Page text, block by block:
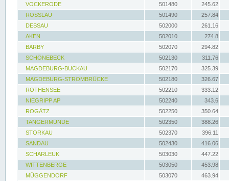
VOCKERODE
501480
245.62
ROSSLAU
501490
257.84
DESSAU
502000
261.16
AKEN
502010
274.8
BARBY
502070
294.82
SCHÖNEBECK
502130
311.76
MAGDEBURG-BUCKAU
502170
325.39
MAGDEBURG-STROMBRÜCKE
502180
326.67
ROTHENSEE
502210
333.12
NIEGRIPP AP
502240
343.6
ROGÄTZ
502250
350.64
TANGERMÜNDE
502350
388.26
STORKAU
502370
396.11
SANDAU
502430
416.06
SCHARLEUK
503030
447.22
WITTENBERGE
503050
453.98
MÜGGENDORF
503070
463.94